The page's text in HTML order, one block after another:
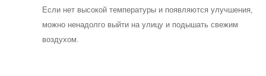
Если нет высокой температуры и появляются улучшения,
можно ненадолго выйти на улицу и подышать свежим
воздухом.